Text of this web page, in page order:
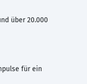
über 20.000
für ein